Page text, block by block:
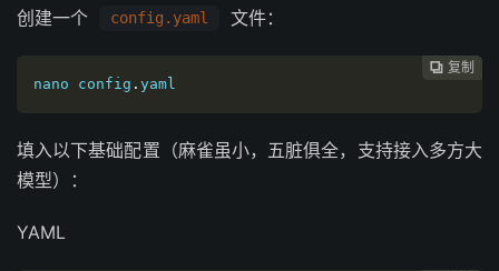
创建一个 config.yaml 文件：
 复制
 复制
 复制
 复制
 复制
nano config . yaml
填入以下基础配置（麻雀虽小，五脏俱全，支持接入多方大
模型）：
YAML